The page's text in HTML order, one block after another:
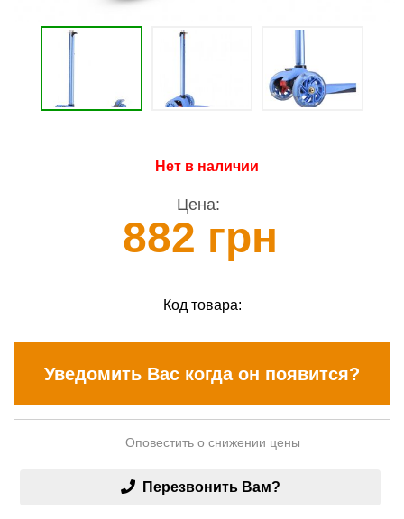
Нет в наличии
Цена:
882 грн
Код товара:
Уведомить Вас когда он появится?
Оповестить о снижении цены
Перезвонить Вам?